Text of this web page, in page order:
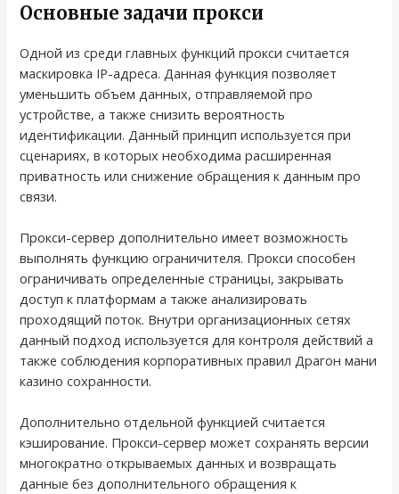
Основные задачи прокси
Одной из среди главных функций прокси считается
маскировка IP-адреса. Данная функция позволяет
уменьшить объем данных, отправляемой про
устройстве, а также снизить вероятность
идентификации. Данный принцип используется при
сценариях, в которых необходима расширенная
приватность или снижение обращения к данным про
связи.
Прокси-сервер дополнительно имеет возможность
выполнять функцию ограничителя. Прокси способен
ограничивать определенные страницы, закрывать
доступ к платформам а также анализировать
проходящий поток. Внутри организационных сетях
данный подход используется для контроля действий а
также соблюдения корпоративных правил Драгон мани
казино сохранности.
Дополнительно отдельной функцией считается
кэширование. Прокси-сервер может сохранять версии
многократно открываемых данных и возвращать
данные без дополнительного обращения к